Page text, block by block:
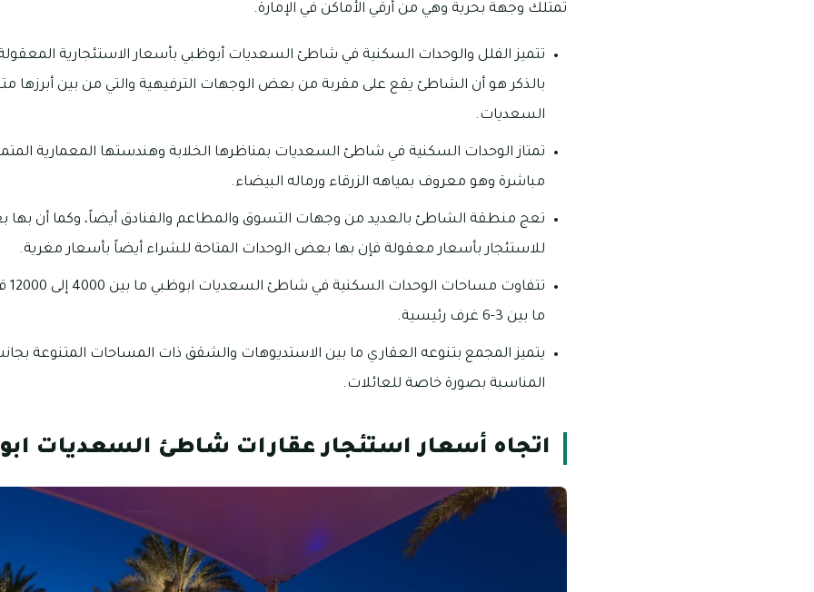
تمتلك وجهة بحرية وهي من أرقي الأماكن في الإمارة.
تتميز الفلل والوحدات السكنية في شاطئ السعديات أبوظبي بأسعار الاستئجارية المعقولة
بالذكر هو أن الشاطئ يقع على مقربة من بعض الوجهات الترفيهية والتي من بين أبرزها
السعديات.
تمتاز الوحدات السكنية في شاطئ السعديات بمناظرها الخلابة وهندستها المعمارية
مباشرة وهو معروف بمياهه الزرقاء ورماله البيضاء.
تعج منطقة الشاطئ بالعديد من وجهات التسوق والمطاعم والفنادق أيضاً، وكما أن بها
للاستئجار بأسعار معقولة فإن بها بعض الوحدات المتاحة للشراء أيضاً بأسعار مغرية.
ما بين 3-6 غرف رئيسية.
يتميز المجمع بتنوعه العقاري ما بين الاستديوهات والشقق ذات المساحات المتنوعة
المناسبة بصورة خاصة للعائلات.
اتجاه أسعار استئجار عقارات شاطئ السعديات